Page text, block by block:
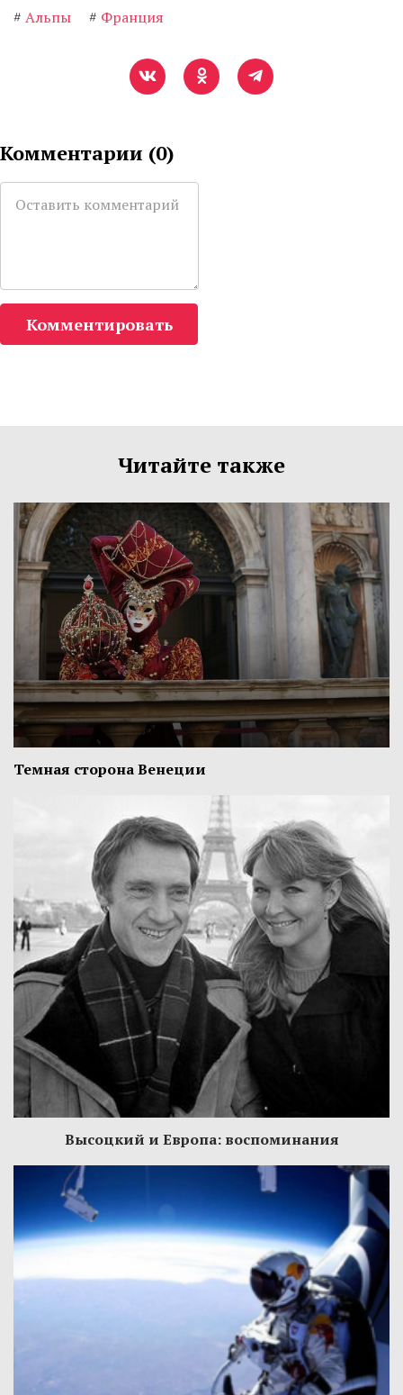
# Альпы # Франция
Комментарии (0)
Комментировать
Читайте также
Темная сторона Венеции
Высоцкий и Европа: воспоминания